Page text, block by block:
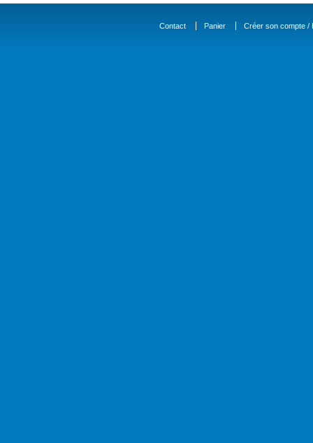
Contact Panier Créer son compte /